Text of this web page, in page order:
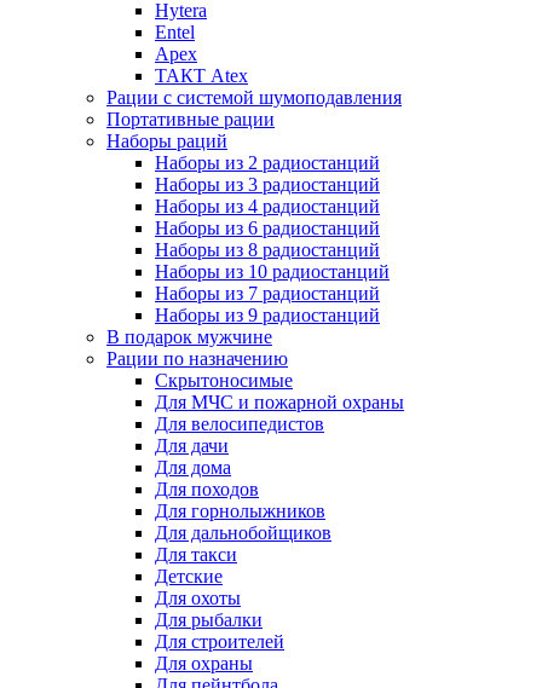
Hytera
Entel
Apex
ТАКТ Atex
Рации с системой шумоподавления
Портативные рации
Наборы раций
Наборы из 2 радиостанций
Наборы из 3 радиостанций
Наборы из 4 радиостанций
Наборы из 6 радиостанций
Наборы из 8 радиостанций
Наборы из 10 радиостанций
Наборы из 7 радиостанций
Наборы из 9 радиостанций
В подарок мужчине
Рации по назначению
Скрытоносимые
Для МЧС и пожарной охраны
Для велосипедистов
Для дачи
Для дома
Для походов
Для горнолыжников
Для дальнобойщиков
Для такси
Детские
Для охоты
Для рыбалки
Для строителей
Для охраны